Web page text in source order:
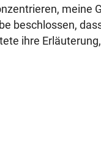
meine
beschlossen,
ihre